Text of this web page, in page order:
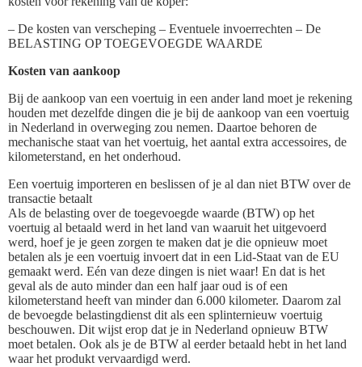
– De kosten van verscheping – Eventuele invoerrechten – De
BELASTING OP TOEGEVOEGDE WAARDE
Kosten van aankoop
Bij de aankoop van een voertuig in een ander land moet je rekening
houden met dezelfde dingen die je bij de aankoop van een voertuig
in Nederland in overweging zou nemen. Daartoe behoren de
mechanische staat van het voertuig, het aantal extra accessoires, de
kilometerstand, en het onderhoud.
Een voertuig importeren en beslissen of je al dan niet BTW over de
transactie betaalt
Als de belasting over de toegevoegde waarde (BTW) op het
voertuig al betaald werd in het land van waaruit het uitgevoerd
werd, hoef je je geen zorgen te maken dat je die opnieuw moet
betalen als je een voertuig invoert dat in een Lid-Staat van de EU
gemaakt werd. Eén van deze dingen is niet waar! En dat is het
geval als de auto minder dan een half jaar oud is of een
kilometerstand heeft van minder dan 6.000 kilometer. Daarom zal
de bevoegde belastingdienst dit als een splinternieuw voertuig
beschouwen. Dit wijst erop dat je in Nederland opnieuw BTW
moet betalen. Ook als je de BTW al eerder betaald hebt in het land
waar het produkt vervaardigd werd.